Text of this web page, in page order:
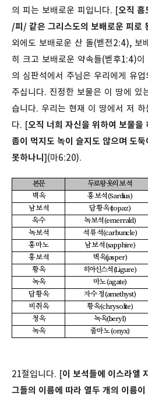
의 피는 보배로운 피입니다. [오직 흠
/피/ 같은 그리스도의 보배로운 피로
외에도 보배로운 산 돌(벧전2:4), 보
히 크고 보배로운 약속들(벧후1:4)
의 심판석에서 주님은 우리에게 유
주십니다. 진정한 보물은 이 땅에 있
습니다. 우리는 현재 이 땅에서 저
다. [오직 너희 자신을 위하여 보물을
좀이 먹지도 녹이 슬지도 않으며 도
못하나니](마6:20).
본문 두로왕 옷의 보 석
벽 옥
홍 보 석 (Sardius)
남 보 석
담 황 옥 (topaz)
옥 수
녹 보 석 (emerrald)
녹 보 석
석 류 석 (carbuncle)
홍 마 노
남 보 석 (sapphire)
홍 보 석
벽 옥(jasper)
황 옥
히아신스석 (Ligure)
녹 옥
마 노 (agate)
담 황 옥
자 수 정 (amethyst)
비 취 옥
황 옥 (chrysolite)
청 옥
녹 옥(beryl)
녹 옥
줄 마 노 (onyx)
21절입니다. [이 보석들에 이스라엘
그들의 이름에 따라 열두 개의 이름